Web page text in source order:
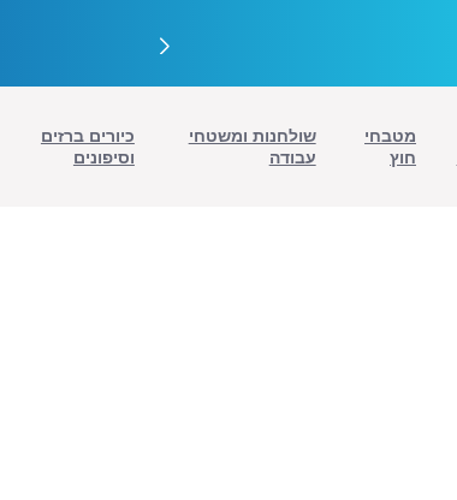
מטבחי
חוץ
שולחנות ומשטחי
עבודה
כיורים ברזים
וסיפונים